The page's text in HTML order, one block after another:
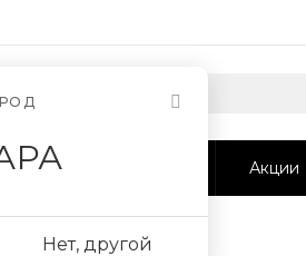
Нет, другой
Акции